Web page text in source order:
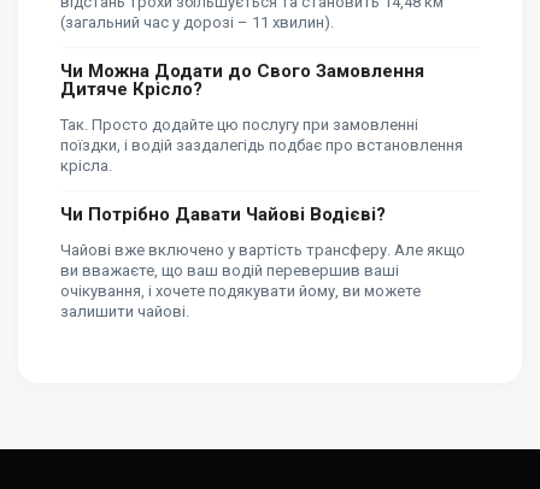
(загальний час у дорозі – 11 хвилин).
Чи Можна Додати до Свого Замовлення
Дитяче Крісло?
Так. Просто додайте цю послугу при замовленні
поїздки, і водій заздалегідь подбає про встановлення
крісла.
Чи Потрібно Давати Чайові Водієві?
Чайові вже включено у вартість трансферу. Але якщо
ви вважаєте, що ваш водій перевершив ваші
очікування, і хочете подякувати йому, ви можете
залишити чайові.